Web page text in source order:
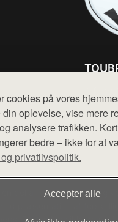
cookies på vores
din oplevelse, vise mere
analysere trafikken.
bedre – ikke for at
privatlivspolitik.
Accepter alle
Mail:
en del af want.dk, der
med præsentation af
Der sælges ikke varer